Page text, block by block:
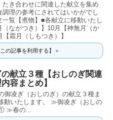
たき合わせに関連した献立を集め
調理の参考にされてはいかがでし
一覧【煮物】■各献立に移動いたし
（ながつき）】10月【神無月（か
霜月（しもつき）】
この記事を利用する】＞
献立３種【おしのぎ関連
容まとめ】
御凌ぎ（おしのぎ）の献立３種ま
動いたします。 ≫御凌ぎ（おしの
① ≫春の...